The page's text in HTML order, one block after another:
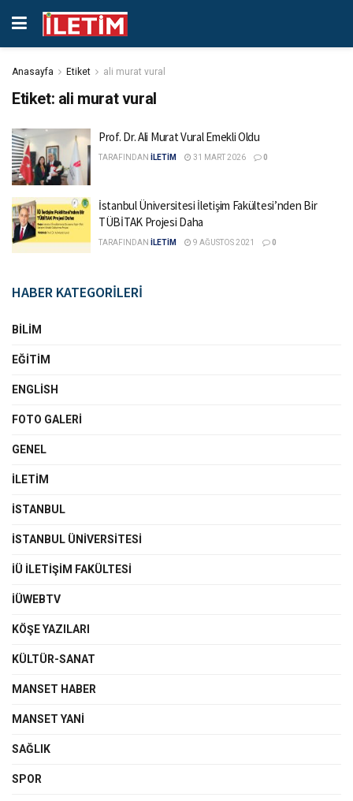
Anasayfa Etiket ali murat vural
Etiket: ali murat vural
Prof. Dr. Ali Murat Vural Emekli Oldu
TARAFINDAN İLETİM 31 MART 2026 0
İstanbul Üniversitesi İletişim Fakültesi’nden Bir
TÜBİTAK Projesi Daha
TARAFINDAN İLETİM 9 AĞUSTOS 2021 0
HABER KATEGORİLERİ
BILIM
EĞITIM
ENGLISH
FOTO GALERI
GENEL
İLETIM
İSTANBUL
İSTANBUL ÜNIVERSITESI
İÜ İLETIŞIM FAKÜLTESI
İÜWEBTV
KÖŞE YAZILARI
KÜLTÜR-SANAT
MANSET HABER
MANSET YANI
SAĞLIK
SPOR